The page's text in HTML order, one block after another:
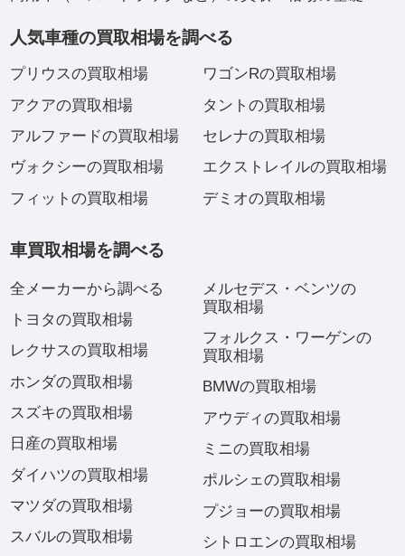
人気車種の買取相場を調べる
プリウスの買取相場
アクアの買取相場
アルファードの買取相場
ヴォクシーの買取相場
フィットの買取相場
ワゴンRの買取相場
タントの買取相場
セレナの買取相場
エクストレイルの買取相場
デミオの買取相場
車買取相場を調べる
全メーカーから調べる
トヨタの買取相場
レクサスの買取相場
ホンダの買取相場
スズキの買取相場
日産の買取相場
ダイハツの買取相場
マツダの買取相場
スバルの買取相場
メルセデス・ベンツの
買取相場
フォルクス・ワーゲンの
買取相場
BMWの買取相場
アウディの買取相場
ミニの買取相場
ポルシェの買取相場
プジョーの買取相場
シトロエンの買取相場